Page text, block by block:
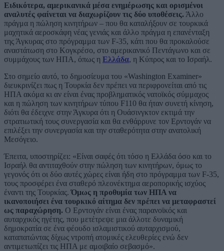
Ειδικότερα, αμερικανικά μέσα ενημέρωσης και ορισμένοι
αναλυτές φαίνεται να διαχωρίζουν τις δύο υποθέσεις. Άλλο
πράγμα η πώληση κινητήρων – που θα καταλήξουν σε τουρκικά
μαχητικά αεροσκάφη νέας γενιάς και άλλο πράγμα η επανένταξη
της Άγκυρας στο πρόγραμμα των F-35, κάτι που θα προκαλούσε
αναστάτωση στο Κογκρέσο, στο αμερικανικό Πεντάγωνο και σε
συμμάχους των ΗΠΑ, όπως η Ελλάδα, η Κύπρος και το Ισραήλ.
Στο σημείο αυτό, το δημοσίευμα του «Washington Examiner»
διευκρινίζει πως η Τουρκία δεν πρέπει να περιφρονείται από τις
ΗΠΑ ακόμα κι αν είναι ένας προβληματικός νατοϊκός σύμμαχος
και η πώληση των κινητήρων τύπου F110 θα ήταν συνετή κίνηση,
διότι θα έδειχνε στην Άγκυρα ότι η Ουάσινγκτον εκτιμά την
στρατιωτική τους συνεργασία και θα ενθάρρυνε τον Ερντογάν να
επιλέξει την συνεργασία και την σταθερότητα στην ανατολική
Μεσόγειο.
Έπειτα, υποστηρίζει: «Είναι σαφές ότι τόσο η Ελλάδα όσο και το
Ισραήλ θα αντιταχθούν στην πώληση των κινητήρων, όμως το
γεγονός ότι οι δύο αυτές χώρες είναι ήδη στο πρόγραμμα των F-35,
τους προσφέρει ένα σταθερό πλεονέκτημα αεροπορικής ισχύος
έναντι της Τουρκίας.Όμως η προθυμία των ΗΠΑ να
ικανοποιήσει ένα τουρκικό αίτημα δεν πρέπει να μεταφραστεί
ως παραχώρηση. Ο Ερντογάν είναι ένας παρανοϊκός και
αυταρχικός ηγέτης, που μετέτρεψε μια άλλοτε δυναμική
δημοκρατία σε ένα φέουδο ισλαμιστικού αυταρχισμού,
καταπατώντας δίχως ντροπή ατομικές ελευθερίες ενώ δεν
αντιμετωπίζει τις ΗΠΑ με αμοιβαίο σεβασμό».